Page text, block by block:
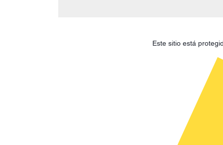
Este sitio está